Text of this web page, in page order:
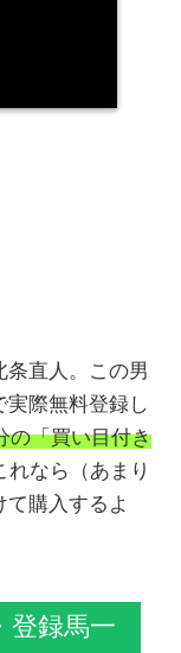
条直人。この男
実際無料登録し
の「買い目付き
れなら（あまり
購入するよ
登録馬一